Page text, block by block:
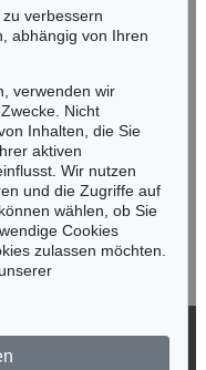
>
verbessern
abhängig von Ihren
verwenden wir
Nicht
Inhalten, die Sie
aktiven
Wir nutzen
und die Zugriffe auf
wählen, ob Sie
Cookies
zulassen möchten.